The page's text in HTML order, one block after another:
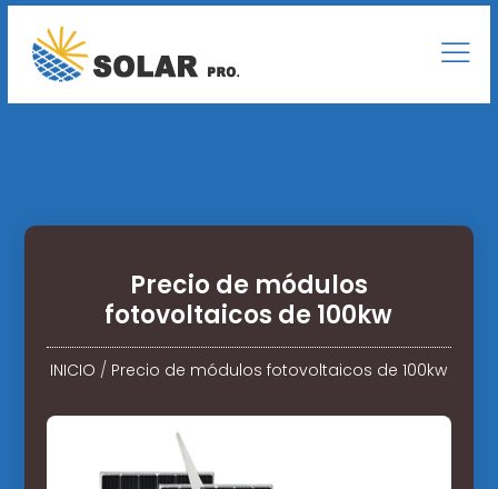
Precio de módulos
fotovoltaicos de 100kw
INICIO / Precio de módulos fotovoltaicos de 100kw